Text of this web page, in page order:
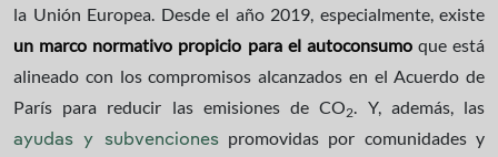
la Unión Europea. Desde el año 2019, especialmente, existe
un marco normativo propicio para el autoconsumoque está
alineado con los compromisos alcanzados en el Acuerdo de
París para reducir las emisiones de CO2. Y, además, las
ayudas y subvencionespromovidas por comunidades y